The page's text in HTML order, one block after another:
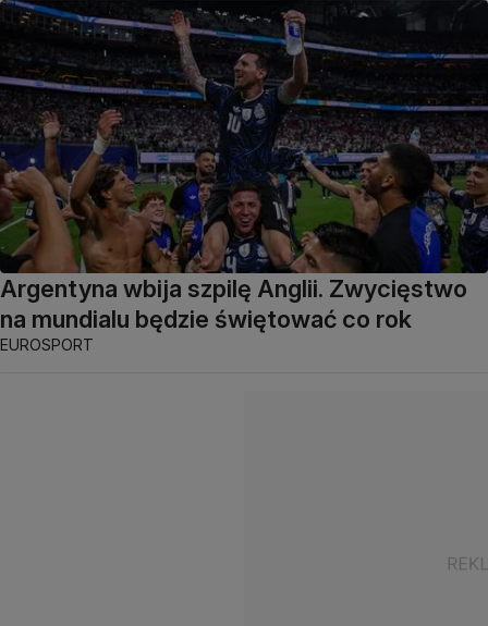
Argentyna wbija szpilę Anglii. Zwycięstwo
na mundialu będzie świętować co rok
EUROSPORT